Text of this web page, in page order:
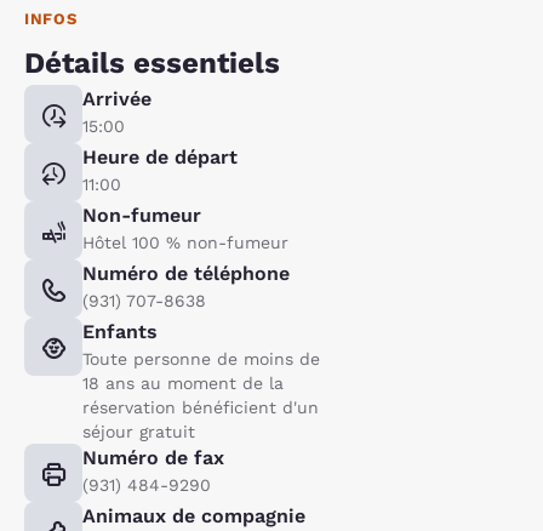
INFOS
Détails essentiels
Arrivée
15:00
Heure de départ
11:00
Non-fumeur
Hôtel 100 % non-fumeur
Numéro de téléphone
(931) 707-8638
Enfants
Toute personne de moins de
18 ans au moment de la
réservation bénéficient d'un
séjour gratuit
Numéro de fax
(931) 484-9290
Animaux de compagnie